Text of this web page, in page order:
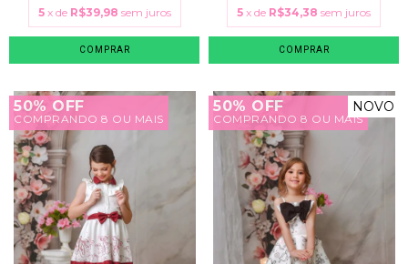
5 x de R$39,98 sem juros
COMPRAR
5 x de R$34,38 sem juros
COMPRAR
50% OFF
COMPRANDO 8 OU MAIS
50% OFF
COMPRANDO 8 OU MAIS
NOVO